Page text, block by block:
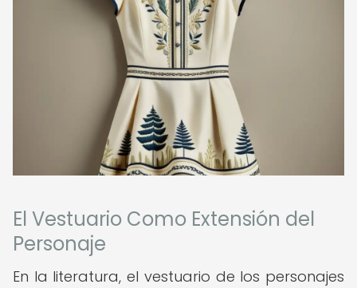
El Vestuario Como Extensión del
Personaje
En la literatura, el vestuario de los personajes